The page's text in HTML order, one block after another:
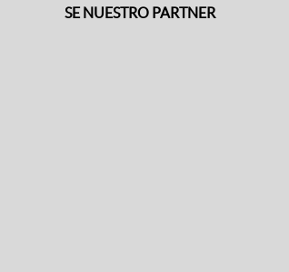
SE NUESTRO PARTNER